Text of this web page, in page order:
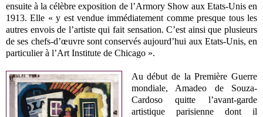
ensuite à la célèbre exposition de l’Armory Show aux Etats-Unis en
1913. Elle « y est vendue immédiatement comme presque tous les
autres envois de l’artiste qui fait sensation. C’est ainsi que plusieurs
de ses chefs-d’œuvre sont conservés aujourd’hui aux Etats-Unis, en
particulier à l’Art Institute de Chicago ».
Au début de la Première Guerre
mondiale, Amadeo de Souza-
Cardoso quitte l’avant-garde
artistique parisienne dont il